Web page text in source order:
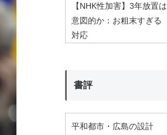
【NHK性加害】3年放置は
意図的か：お粗末すぎる
対応
書評
平和都市・広島の設計